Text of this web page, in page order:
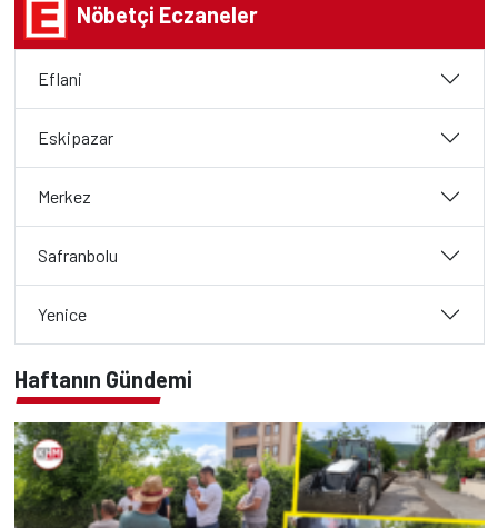
Nöbetçi Eczaneler
Eflani
Eskipazar
Merkez
Safranbolu
Yenice
Haftanın Gündemi